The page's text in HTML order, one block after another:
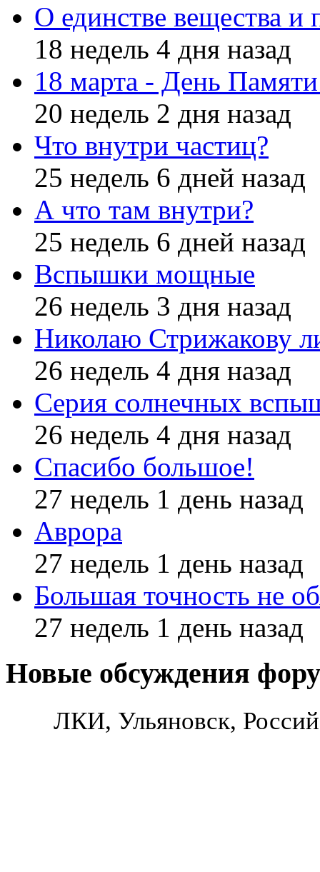
О единстве вещества и
18 недель 4 дня назад
18 марта - День
20 недель 2 дня назад
Что внутри частиц?
25 недель 6 дней назад
А что там внутри?
25 недель 6 дней назад
Вспышки мощные
26 недель 3 дня назад
Николаю Стрижакову
26 недель 4 дня назад
Серия солнечных
26 недель 4 дня назад
Спасибо большое!
27 недель 1 день назад
Аврора
27 недель 1 день назад
Большая точность не
27 недель 1 день назад
Новые обсуждения
ЛКИ, Ульяновск,